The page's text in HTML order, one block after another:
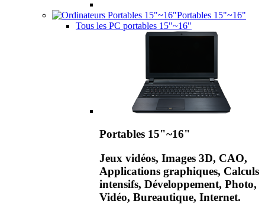
Portables 15"~16"
Tous les PC portables 15"~16"
Portables 15"~16"
Jeux vidéos, Images 3D, CAO,
Applications graphiques, Calculs
intensifs, Développement, Photo,
Vidéo, Bureautique, Internet.